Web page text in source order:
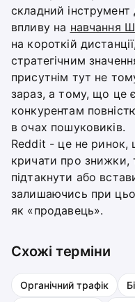
складний
впливу на навчання
на короткій
стратегічним
присутнім тут не
зараз, а тому, що це
конкурентам
в очах пошуковиків.
Reddit - це не ринок,
кричати про знижки,
підтакнути або
залишаючись при
як «продавець».
Схожі терміни
Органічний трафік